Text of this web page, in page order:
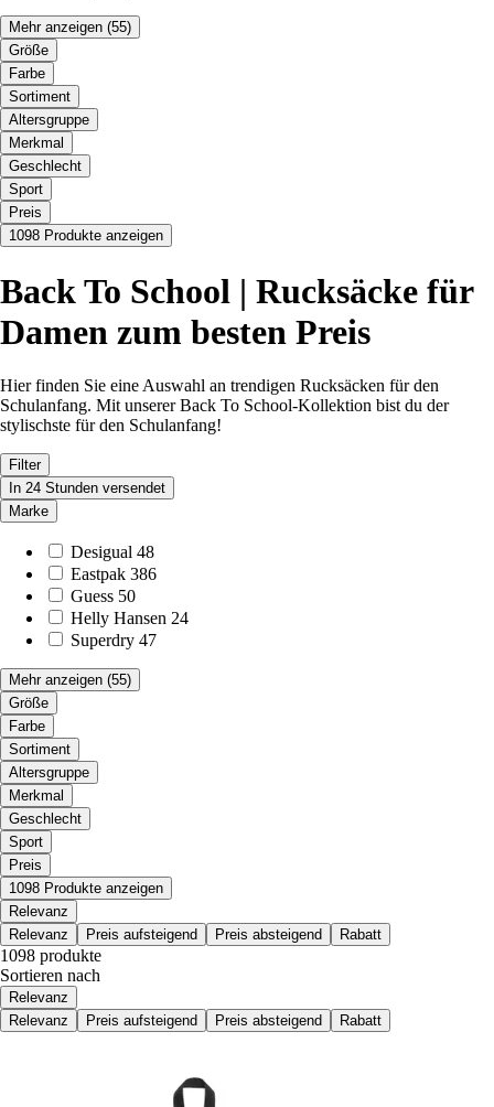
Mehr anzeigen (55)
Größe
Farbe
Sortiment
Altersgruppe
Merkmal
Geschlecht
Sport
Preis
1098 Produkte anzeigen
Back To School | Rucksäcke für
Damen zum besten Preis
Hier finden Sie eine Auswahl an trendigen Rucksäcken für den
Schulanfang. Mit unserer Back To School-Kollektion bist du der
stylischste für den Schulanfang!
Filter
In 24 Stunden versendet
Marke
Desigual 48
Eastpak 386
Guess 50
Helly Hansen 24
Superdry 47
Mehr anzeigen (55)
Größe
Farbe
Sortiment
Altersgruppe
Merkmal
Geschlecht
Sport
Preis
1098 Produkte anzeigen
Relevanz
Relevanz
Preis aufsteigend Preis absteigend Rabatt
1098 produkte
Sortieren nach
Relevanz
Relevanz
Preis aufsteigend Preis absteigend Rabatt